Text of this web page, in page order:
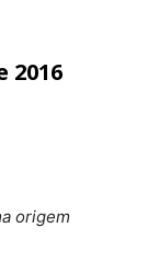
2016
origem